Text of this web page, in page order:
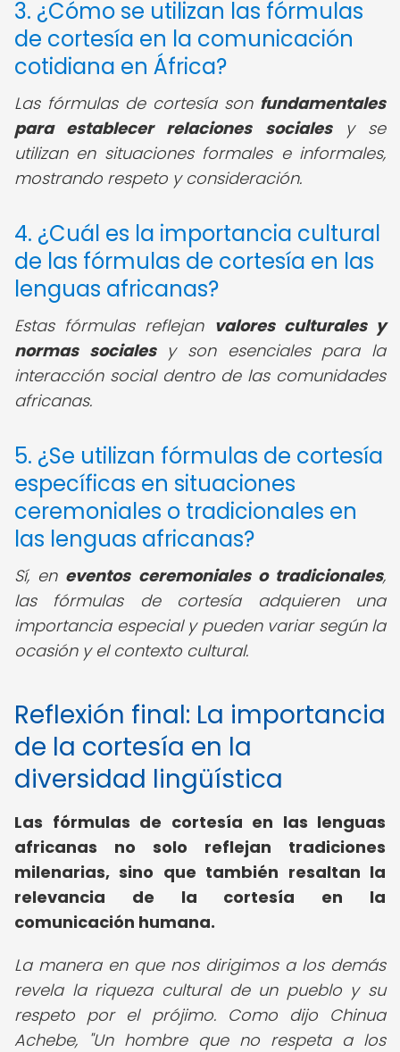
3. ¿Cómo se utilizan las fórmulas
de cortesía en la comunicación
cotidiana en África?
Las fórmulas de cortesía son fundamentales
para establecer relaciones socialesy se
utilizan en situaciones formales e informales,
mostrando respeto y consideración.
4. ¿Cuál es la importancia cultural
de las fórmulas de cortesía en las
lenguas africanas?
Estas fórmulas reflejan valores culturales y
normas socialesy son esenciales para la
interacción social dentro de las comunidades
africanas.
5. ¿Se utilizan fórmulas de cortesía
específicas en situaciones
ceremoniales o tradicionales en
las lenguas africanas?
Sí, en eventos ceremoniales o tradicionales,
las fórmulas de cortesía adquieren una
importancia especial y pueden variar según la
ocasión y el contexto cultural.
Reflexión final: La importancia
de la cortesía en la
diversidad lingüística
Las fórmulas de cortesía en las lenguas
africanas no solo reflejan tradiciones
milenarias, sino que también resaltan la
relevancia de la cortesía en la
comunicación humana.
La manera en que nos dirigimos a los demás
revela la riqueza cultural de un pueblo y su
respeto por el prójimo. Como dijo Chinua
Achebe, "Un hombre que no respeta a los